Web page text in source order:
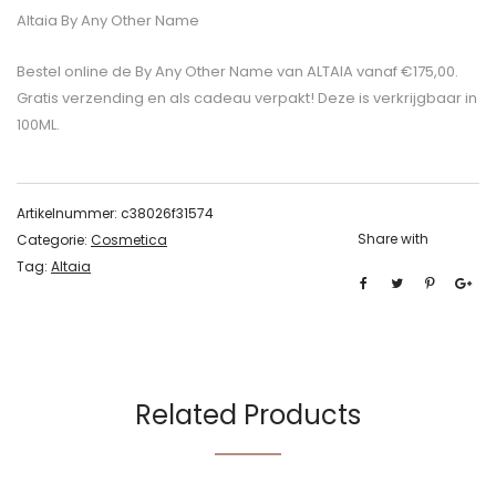
Altaia By Any Other Name
Bestel online de By Any Other Name van ALTAIA vanaf €175,00.
Gratis verzending en als cadeau verpakt! Deze is verkrijgbaar in
100ML.
Artikelnummer: c38026f31574
Categorie: Cosmetica
Tag: Altaia
Share with
Related Products